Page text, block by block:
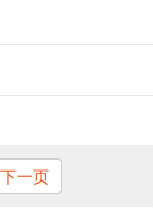
下一页